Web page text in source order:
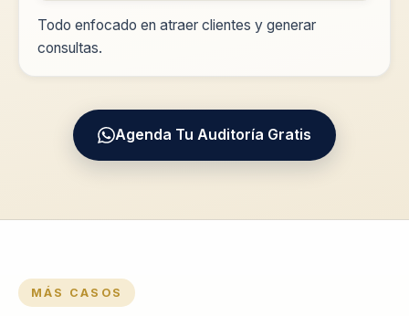
Todo enfocado en atraer clientes y generar
consultas.
Agenda Tu Auditoría Gratis
MÁS CASOS